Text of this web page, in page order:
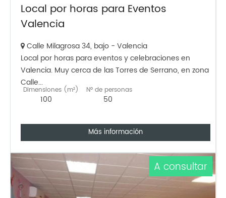
Local por horas para Eventos
Valencia
Calle Milagrosa 34, bajo - Valencia
Local por horas para eventos y celebraciones en
Valencia. Muy cerca de las Torres de Serrano, en zona
Calle...
Dimensiones (m²)
100
Nº de personas
50
Más información
A consultar